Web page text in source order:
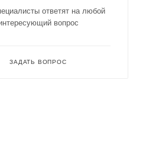
ответят на любой
вопрос
ЗАДАТЬ ВОПРОС